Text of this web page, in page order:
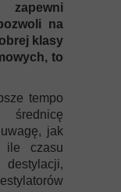
na
klasy
to
tempo
jak
ile czasu
destylacji,